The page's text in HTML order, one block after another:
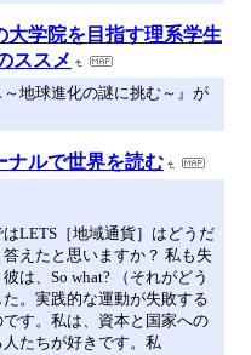
大学院を目指す理系学生
ススメ
～地球進化の謎に挑む～』が
ナルで世界を読む
LETS［地域通貨］はどうだ
えたと思いますか？ 私も失
は、So what? （それがどう
。実践的な運動が失敗する
す。私は、資本と国家への
たちが好きです。私